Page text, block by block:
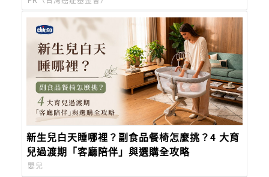
新生兒白天睡哪裡？副食品餐椅怎麼挑？4 大育
兒過渡期「客廳陪伴」與選購全攻略
嬰兒